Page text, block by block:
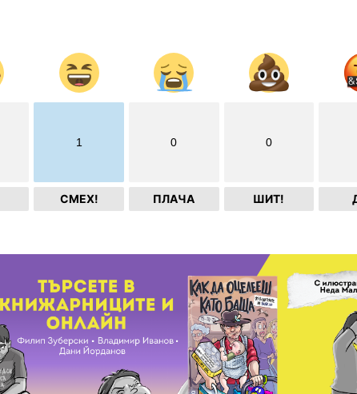
1
СМЕХ!
0
ПЛАЧА
0
ШИТ!